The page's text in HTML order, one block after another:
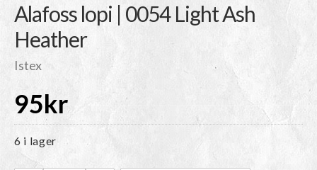
Alafoss lopi | 0054 Light Ash
Heather
Istex
95kr
6 i lager